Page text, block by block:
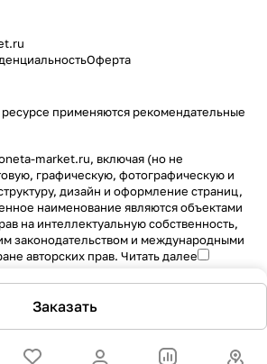
Заказать
Оферта
применяются рекомендательные
market.ru, включая (но не
графическую, фотографическую и
дизайн и оформление страниц,
наименование являются объектами
на интеллектуальную собственность,
законодательством и международными
авторских прав. Читать далее